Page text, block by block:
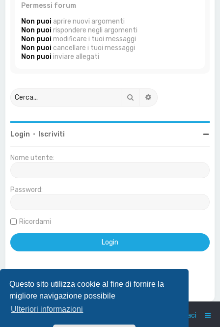
Questo sito utilizza cookie al fine di fornire la
migliore navigazione possibile
Ulteriori informazioni
Permessi forum
Non puoi aprire nuovi argomenti
Non puoi rispondere negli argomenti
Non puoi modificare i tuoi messaggi
Non puoi cancellare i tuoi messaggi
Non puoi inviare allegati
Cerca
Login • Iscriviti
Nome utente:
Password:
Ricordami
Effettua login con account Google
Home Indice Contattaci